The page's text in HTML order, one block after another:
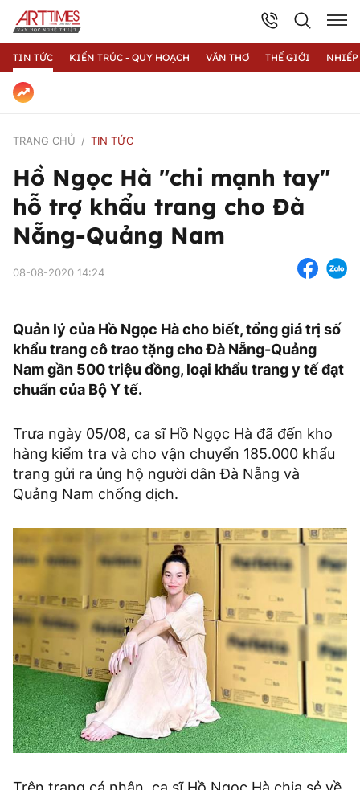
TIN TỨC KIẾN TRÚC - QUY HOẠCH VĂN THƠ THẾ GIỚI
TRANG CHỦ TIN TỨC
Hồ Ngọc Hà "chi mạnh tay"
hỗ trợ khẩu trang cho Đà
Nẵng-Quảng Nam
08-08-2020 14:24
Quản lý của Hồ Ngọc Hà cho biết, tổng giá trị số
khẩu trang cô trao tặng cho Đà Nẵng-Quảng
Nam gần 500 triệu đồng, loại khẩu trang y tế đạt
chuẩn của Bộ Y tế.
Trưa ngày 05/08, ca sĩ Hồ Ngọc Hà đã đến kho
hàng kiểm tra và cho vận chuyển 185.000 khẩu
trang gửi ra ủng hộ người dân Đà Nẵng và
Quảng Nam chống dịch.